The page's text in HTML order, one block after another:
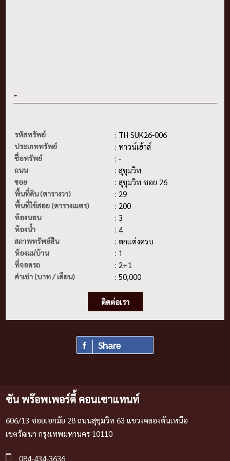
-
-
รหัสทรัพย์
: TH SUK26-006
ประเภททรัพย์ : ทาวน์เฮ้าส์
ชื่อทรัพย์ : -
ถนน : สุขุมวิท
ซอย : สุขุมวิท ซอย 26
พื้นที่ดิน (ตารางวา) : 29
พื้นที่ใช้สอย (ตารางเมตร) : 200
ห้องนอน : 3
ห้องน้ำ : 4
สภาพทรัพย์สิน : ตกแต่งครบ
ห้องแม่บ้าน : 1
ที่จอดรถ : 2+1
ค่าเช่า (บาท / เดือน) : 50,000
ติดต่อเรา
Share
ซัน พร๊อพเพอร์ตี้ คอนเซาแทนท์
606/13 ซอยเอกมัย 28 ถนนสุขุมวิท 63 แขวงคลองตันเหนือ
เขตวัฒนา กรุงเทพมหานคร 10110
084-434-3636